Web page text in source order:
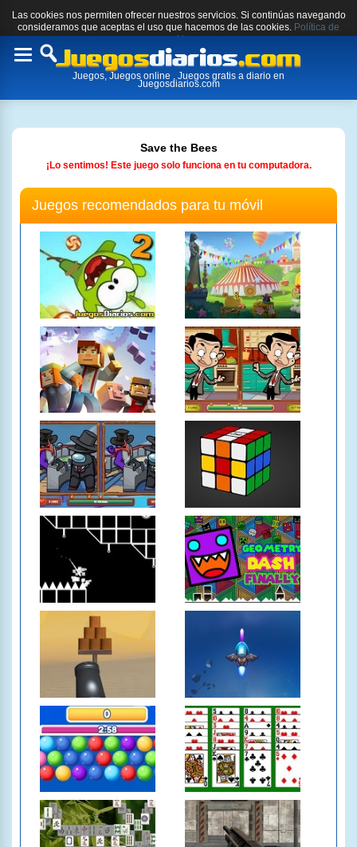
Las cookies nos permiten ofrecer nuestros servicios. Si continúas navegando
consideramos que aceptas el uso que hacemos de las cookies. Política de
cookies.
Toggle
Juegos, Juegos online , Juegos gratis a diario en
Juegosdiarios.com
Save the Bees
¡Lo sentimos! Este juego solo funciona en tu computadora.
Juegos recomendados para tu móvil